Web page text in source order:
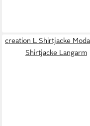
creation L Shirtjacke
Shirtjacke Langarm